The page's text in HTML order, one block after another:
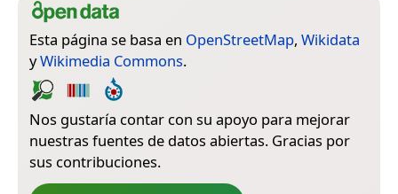
Esta página se basa en OpenStreetMap, Wikidata
yWikimedia Commons.
Nos gustaría contar con su apoyo para mejorar
nuestras fuentes de datos abiertas. Gracias por
sus contribuciones.